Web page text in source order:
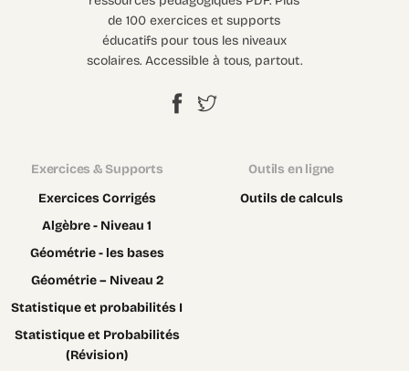
de 100 exercices et supports
éducatifs pour tous les niveaux
scolaires. Accessible à tous, partout.
Exercices & Supports
Exercices Corrigés
Algèbre - Niveau 1
Géométrie - les bases
Géométrie – Niveau 2
Statistique et probabilités I
Statistique et Probabilités
(Révision)
Outils en ligne
Outils de calculs